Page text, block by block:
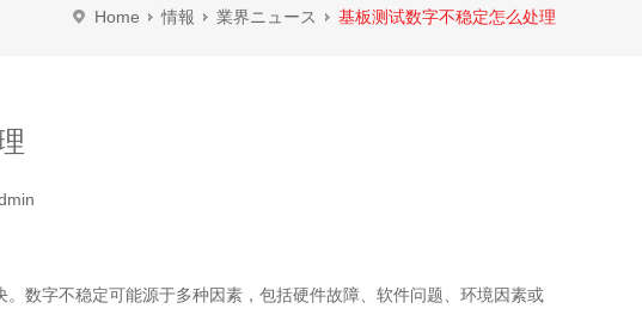
Home 情報 業界ニュース 基板测试数字不稳定怎么处理
数字不稳定可能源于多种因素，包括硬件故障、软件问题、环境因素或